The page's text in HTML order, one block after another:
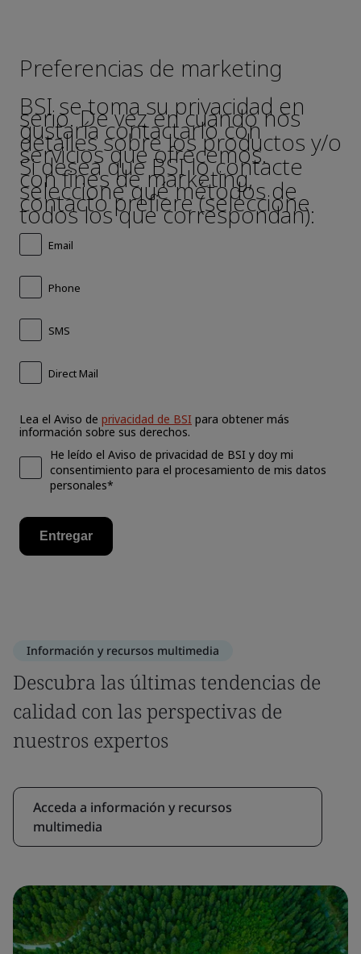
Información y recursos multimedia
Descubra las últimas tendencias de
calidad con las perspectivas de
nuestros expertos
Acceda a información y recursos
multimedia